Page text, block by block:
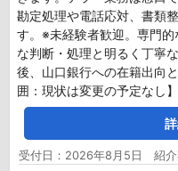
勘定処理や電話応対、書類
す。※未経験者歓迎。専門
な判断・処理と明るく丁寧
後、山口銀行への在籍出向
囲：現状は変更の予定なし】
受付日：2026年8月5日 紹介